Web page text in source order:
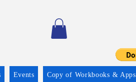
Events Copy of Workbooks & Apps